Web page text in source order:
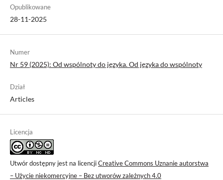
Opublikowane
28-11-2025
Numer
Nr 59 (2025): Od wspólnoty do języka. Od języka do wspólnoty
Dział
Articles
Licencja
Utwór dostępny jest na licencjiCreative Commons Uznanie autorstwa
– Użycie niekomercyjne – Bez utworów zależnych 4.0